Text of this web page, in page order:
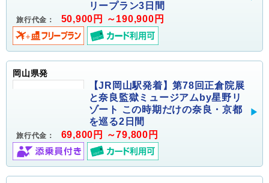
リープラン3日間
旅行代金： 50,900円 ～190,900円
岡山県発
【JR岡山駅発着】第78回正倉院展
と奈良監獄ミュージアムby星野リ
ゾート この時期だけの奈良・京都
を巡る2日間
旅行代金： 69,800円 ～79,800円